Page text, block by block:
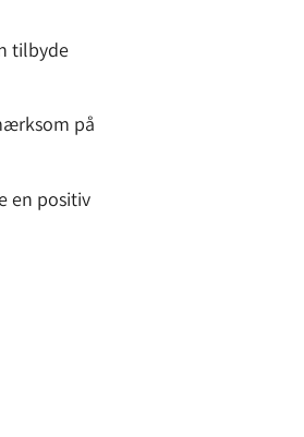
tilbyde
på
en positiv